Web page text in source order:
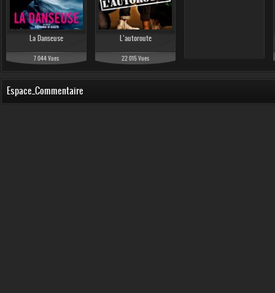
La Danseuse
7 044 Vues
L’autoroute
22 015 Vues
Espace_Commentaire